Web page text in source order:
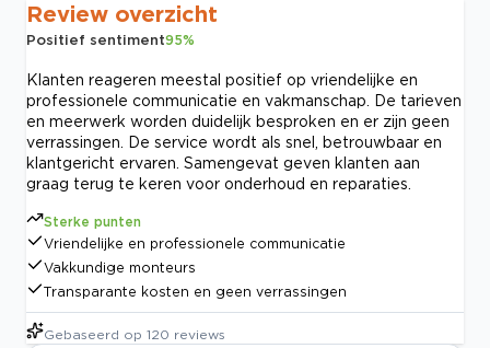
Review overzicht
Positief sentiment95%
Klanten reageren meestal positief op vriendelijke en
professionele communicatie en vakmanschap. De tarieven
en meerwerk worden duidelijk besproken en er zijn geen
verrassingen. De service wordt als snel, betrouwbaar en
klantgericht ervaren. Samengevat geven klanten aan
graag terug te keren voor onderhoud en reparaties.
Sterke punten
Vriendelijke en professionele communicatie
Vakkundige monteurs
Transparante kosten en geen verrassingen
Gebaseerd op 120 reviews